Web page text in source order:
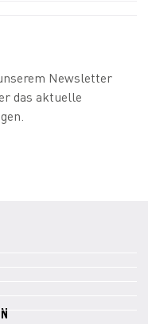
Newsletter
das aktuelle